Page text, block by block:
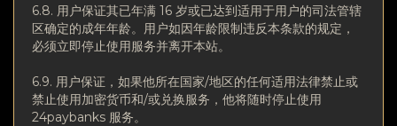
6.8. 用户保证其已年满 16 岁或已达到适用于用户的司法管辖
区确定的成年年龄。用户如因年龄限制违反本条款的规定，
必须立即停止使用服务并离开本站。
6.9. 用户保证，如果他所在国家/地区的任何适用法律禁止或
禁止使用加密货币和/或兑换服务，他将随时停止使用
24paybanks 服务。